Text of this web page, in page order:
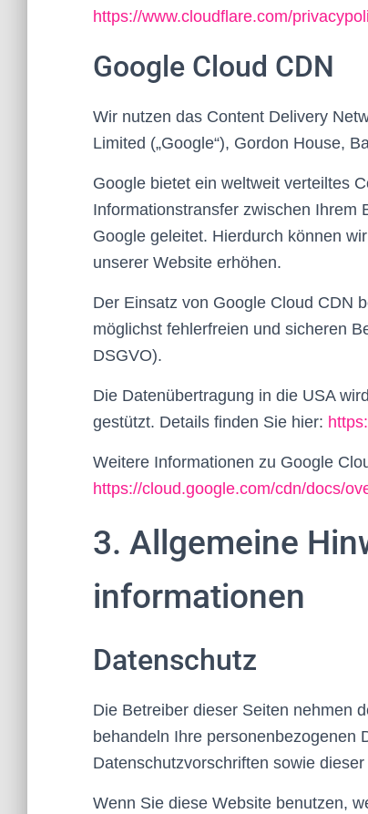
https://www.cloudflare.com/
Google Cloud CDN
Wir nutzen das Content Delivery
Limited („Google“), Gordon House,
Google bietet ein weltweit verteiltes
Informationstransfer zwischen Ihrem
Google geleitet. Hierdurch können
unserer Website erhöhen.
Der Einsatz von Google Cloud CDN
möglichst fehlerfreien und sicheren
DSGVO).
Die Datenübertragung in die USA
gestützt. Details finden Sie hier:
Weitere Informationen zu Google
https://cloud.google.com/cdn/docs/
3. Allgemeine
informationen
Datenschutz
Die Betreiber dieser Seiten nehmen
behandeln Ihre personenbezogenen
Datenschutzvorschriften sowie
Wenn Sie diese Website benutzen,